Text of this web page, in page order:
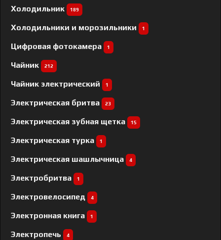
Холодильник 189
Холодильники и морозильники 1
Цифровая фотокамера 1
Чайник 212
Чайник электрический 1
Электрическая бритва 23
Электрическая зубная щетка 15
Электрическая турка 1
Электрическая шашлычница 4
Электробритва 1
Электровелосипед 4
Электронная книга 1
Электропечь 4